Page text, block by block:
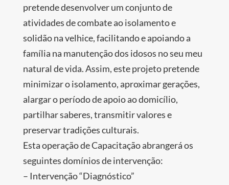
pretende desenvolver um conjunto de
atividades de combate ao isolamento e
solidão na velhice, facilitando e apoiando a
família na manutenção dos idosos no seu meu
natural de vida. Assim, este projeto pretende
minimizar o isolamento, aproximar gerações,
alargar o período de apoio ao domicílio,
partilhar saberes, transmitir valores e
preservar tradições culturais.
Esta operação de Capacitação abrangerá os
seguintes domínios de intervenção:
– Intervenção “Diagnóstico”